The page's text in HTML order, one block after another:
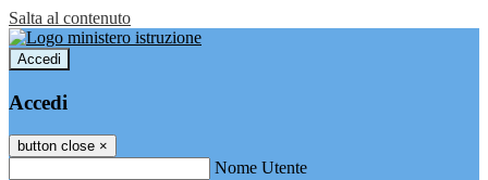
Salta al contenuto
Accedi
Accedi
button close ×
Nome Utente